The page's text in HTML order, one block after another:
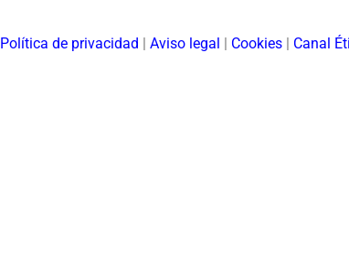
Política de privacidad | Aviso legal | Cookies | Canal